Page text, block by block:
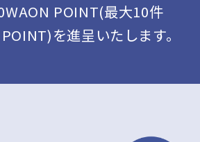
POINT(最大10件
を進呈いたします。